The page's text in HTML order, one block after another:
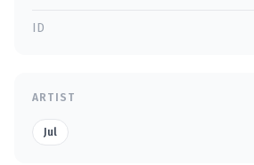
ID
ARTIST
Jul